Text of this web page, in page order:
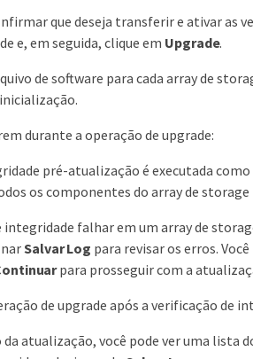
que deseja transferir e ativar as
e, em seguida, clique em Upgrade.
de software para cada array de
durante a operação de upgrade:
pré-atualização é executada
os componentes do array de
integridade falhar em um array de
Salvar Log para revisar os erros.
para prosseguir com a
de upgrade após a verificação de
da atualização, você pode ver uma lista